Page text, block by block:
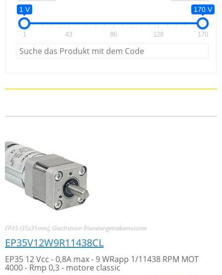
1 V 170 V
1 43 86 128 170
EP35 (35x35mm), Gleichstrom Planetengetriebemotoren
EP35V12W9R11438CL
EP35 12 Vcc - 0,8A max - 9 WRapp 1/11438 RPM MOT
4000 - Rmp 0,3 - motore classic